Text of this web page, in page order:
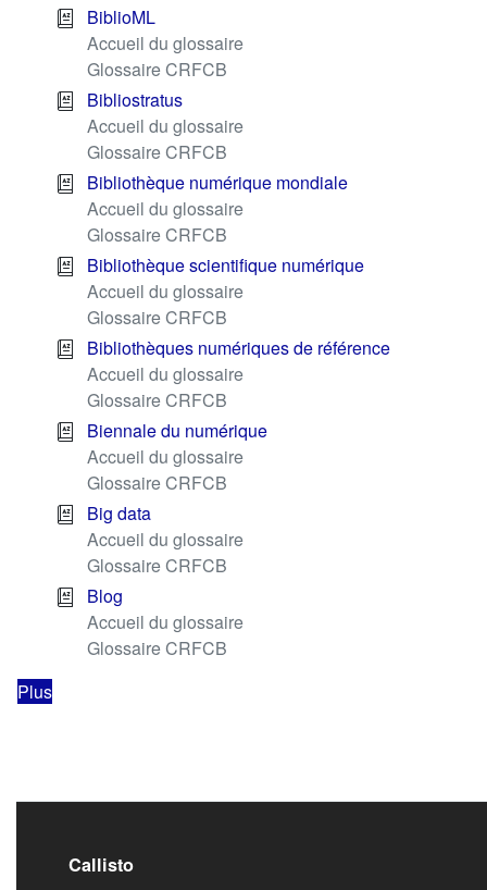
BiblioML
Accueil du glossaire
Glossaire CRFCB
Bibliostratus
Accueil du glossaire
Glossaire CRFCB
Bibliothèque numérique mondiale
Accueil du glossaire
Glossaire CRFCB
Bibliothèque scientifique numérique
Accueil du glossaire
Glossaire CRFCB
Bibliothèques numériques de référence
Accueil du glossaire
Glossaire CRFCB
Biennale du numérique
Accueil du glossaire
Glossaire CRFCB
Big data
Accueil du glossaire
Glossaire CRFCB
Blog
Accueil du glossaire
Glossaire CRFCB
Plus
Callisto